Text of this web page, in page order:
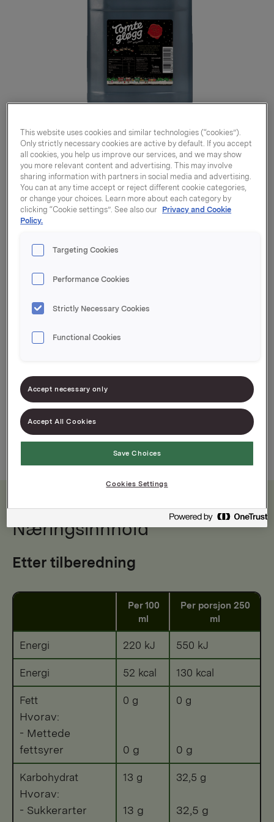
hvor det er tilsatt ekte krydderekstrakt av
Næringsinnhold
Etter tilberedning
Per 100
ml
Per porsjon 250
ml
Energi 220 kJ 550 kJ
Energi 52 kcal 130 kcal
Fett
Hvorav:
- Mettede
fettsyrer
0 g
0 g
0 g
0 g
Karbohydrat
Hvorav:
- Sukkerarter
13 g
13 g
32,5 g
32,5 g
This website uses cookies and similar technologies (“cookies”).
Only strictly necessary cookies are active by default. If you accept
all cookies, you help us improve our services, and we may show
you more relevant content and advertising. This may involve
sharing information with partners in social media and advertising.
You can at any time accept or reject different cookie categories,
or change your choices. Learn more about each category by
clicking “Cookie settings”. See also our Privacy and Cookie
Policy.
Targeting Cookies
Performance Cookies
Strictly Necessary Cookies
Functional Cookies
Accept necessary only
Accept All Cookies
Save Choices
Cookies Settings